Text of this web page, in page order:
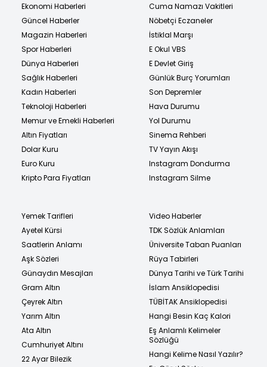
Ekonomi Haberleri
Güncel Haberler
Magazin Haberleri
Spor Haberleri
Dünya Haberleri
Sağlık Haberleri
Kadın Haberleri
Teknoloji Haberleri
Memur ve Emekli Haberleri
Altın Fiyatları
Dolar Kuru
Euro Kuru
Kripto Para Fiyatları
Cuma Namazı Vakitleri
Nöbetçi Eczaneler
İstiklal Marşı
E Okul VBS
E Devlet Giriş
Günlük Burç Yorumları
Son Depremler
Hava Durumu
Yol Durumu
Sinema Rehberi
TV Yayın Akışı
Instagram Dondurma
Instagram Silme
Yemek Tarifleri
Ayetel Kürsi
Saatlerin Anlamı
Aşk Sözleri
Günaydın Mesajları
Gram Altın
Çeyrek Altın
Yarım Altın
Ata Altın
Cumhuriyet Altını
22 Ayar Bilezik
Video Haberler
TDK Sözlük Anlamları
Üniversite Taban Puanları
Rüya Tabirleri
Dünya Tarihi ve Türk Tarihi
İslam Ansiklopedisi
TÜBİTAK Ansiklopedisi
Hangi Besin Kaç Kalori
Eş Anlamlı Kelimeler
Sözlüğü
Hangi Kelime Nasıl Yazılır?